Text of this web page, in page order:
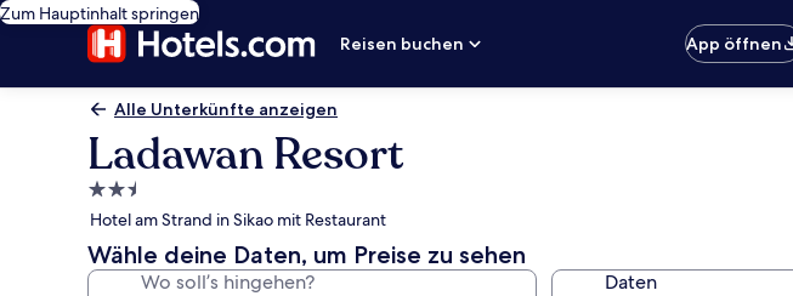
Zum Hauptinhalt springen
Reisen buchen
App öffnen
Alle Unterkünfte anzeigen
Ladawan Resort
2.5-
Sterne-
Unterkunft
Hotel am Strand in Sikao mit Restaurant
Wähle deine Daten, um Preise zu sehen
Wo soll’s hingehen? Daten